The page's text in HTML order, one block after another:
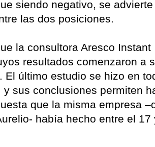
siendo negativo, se
las dos posiciones.
la consultora Aresco Instant
resultados comenzaron a
último estudio se hizo en
sus conclusiones permiten
que la misma empresa
había hecho entre el 17